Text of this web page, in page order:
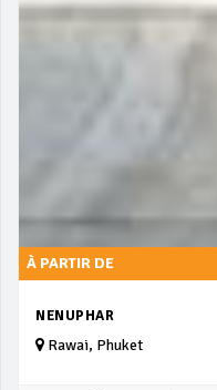
À PARTIR DE
NENUPHAR
Rawai, Phuket